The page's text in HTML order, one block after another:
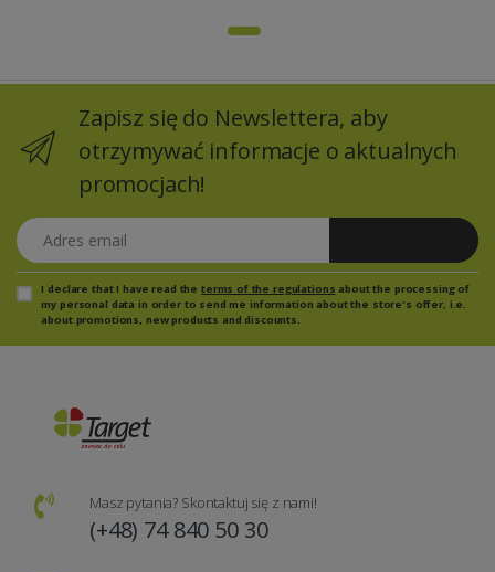
Zapisz się do Newslettera, aby
otrzymywać informacje o aktualnych
promocjach!
Adres email
I declare that I have read the terms of the regulations about the processing of
my personal data in order to send me information about the store's offer, i.e.
about promotions, new products and discounts.
Masz pytania? Skontaktuj się z nami!
(+48) 74 840 50 30